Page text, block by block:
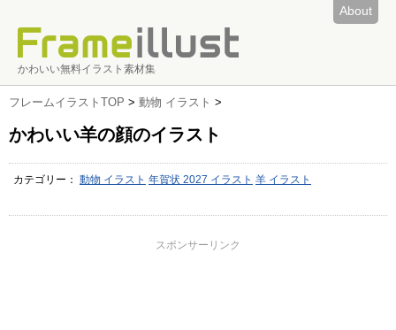
About
かわいい無料イラスト素材集
フレームイラストTOP > 動物 イラスト >
かわいい羊の顔のイラスト
カテゴリー： 動物 イラスト 年賀状 2027 イラスト 羊 イラスト
スポンサーリンク